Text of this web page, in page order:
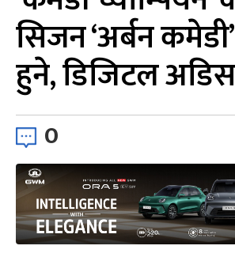
सिजन ‘अर्बन
हुने, डिजिटल
0